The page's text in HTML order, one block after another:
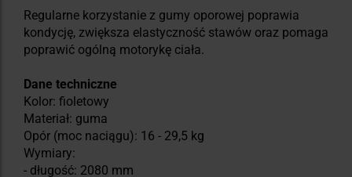
Regularne korzystanie z gumy oporowej poprawia
kondycję, zwiększa elastyczność stawów oraz pomaga
poprawić ogólną motorykę ciała.
Dane techniczne
Kolor: fioletowy
Materiał: guma
Opór (moc naciągu): 16 - 29,5 kg
Wymiary:
- długość: 2080 mm